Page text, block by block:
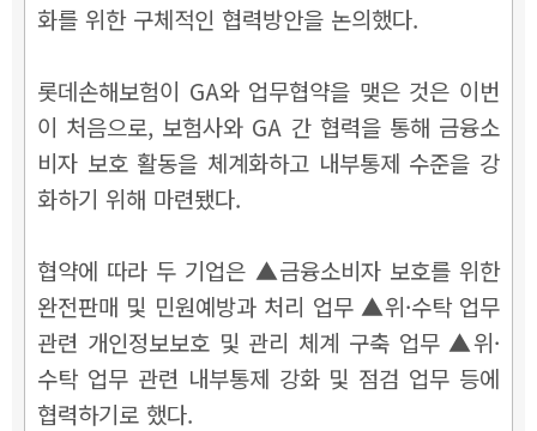
화를 위한 구체적인 협력방안을 논의했다.
롯데손해보험이 GA와 업무협약을 맺은 것은 이번
이 처음으로, 보험사와 GA 간 협력을 통해 금융소
비자 보호 활동을 체계화하고 내부통제 수준을 강
화하기 위해 마련됐다.
협약에 따라 두 기업은 ▲금융소비자 보호를 위한
완전판매 및 민원예방과 처리 업무 ▲위·수탁 업무
관련 개인정보보호 및 관리 체계 구축 업무 ▲위·
수탁 업무 관련 내부통제 강화 및 점검 업무 등에
협력하기로 했다.